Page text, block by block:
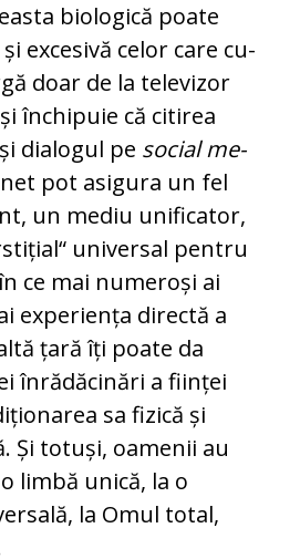
biologică poate
excesivă celor care cu­
doar de la televizor
închipuie că citirea
dialogul pe social me­
pot asigura un fel
un mediu unificator,
universal pentru
ce mai numeroși ai
experiența directă a
țară îți poate da
înrădăcinări a ființei
sa fizică și
Și totuși, oamenii au
limbă unică, la o
la Omul total,